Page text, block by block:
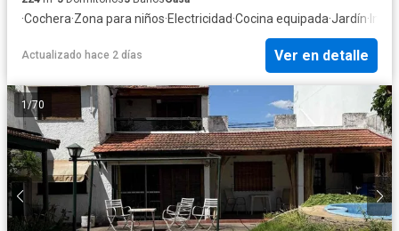
·Cochera·Zona para niños·Electricidad·Cocina equipada·Jardín·
Actualizado hace 2 días Ver en detalle
1/70